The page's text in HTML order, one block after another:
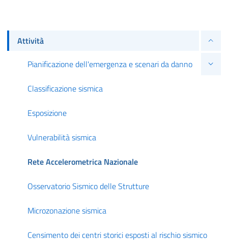
Attività
Pianificazione dell'emergenza e scenari da danno
Classificazione sismica
Esposizione
Vulnerabilità sismica
Rete Accelerometrica Nazionale
Osservatorio Sismico delle Strutture
Microzonazione sismica
Censimento dei centri storici esposti al rischio sismico